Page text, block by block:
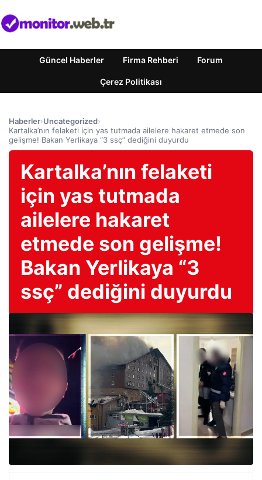
Güncel Haberler Firma Rehberi Forum
Çerez Politikası
Haberler›Uncategorized›
Kartalka’nın felaketi için yas tutmada ailelere hakaret etmede son
gelişme! Bakan Yerlikaya “3 ssç” dediğini duyurdu
Kartalka’nın felaketi
için yas tutmada
ailelere hakaret
etmede son gelişme!
Bakan Yerlikaya “3
ssç” dediğini duyurdu